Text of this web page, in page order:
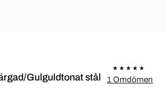
Gulguldtonat stål
1 Omdömen